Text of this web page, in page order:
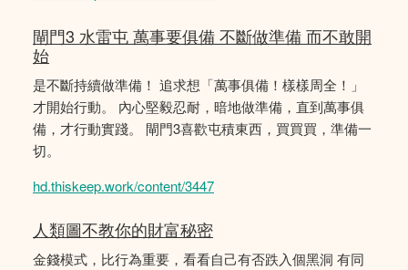
閘門3 水雷屯 萬事要俱備 不斷做準備 而不敢開
始
是不斷持續做準備！ 追求想「萬事俱備！樣樣周全！」
才開始行動。 內心堅毅忍耐，暗地做準備，直到萬事俱
備，才行動實踐。 閘門3喜歡屯積東西，買買買，準備一
切。
hd.thiskeep.work/content/3447
人類圖不教你的財富秘密
金錢模式，比行為重要，看看自己有否跌入個黑洞 有同